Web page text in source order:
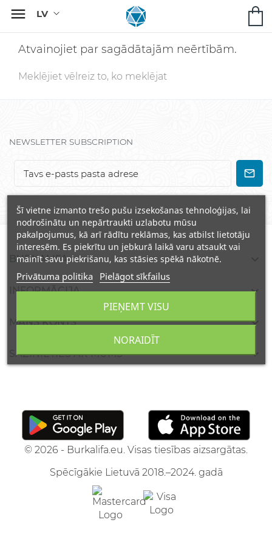

Atvainojiet par sagādātajām neērtībām.
Meklējiet vēlreiz to, ko meklējat
NEWSLETTER SUBSCRIPTION
BURKALIFA
INFORMĀCIJA 
MANS KONTS 
SAZINIETIES AR MUMS 
© 2026 - Burkalifa.eu. Visas tiesības aizsargātas.
Spēcīgākie Lietuvā 2018.–2024. gadā
Šī vietne izmanto trešo pušu izsekošanas tehnoloģijas, lai
nodrošinātu un nepārtraukti uzlabotu mūsu
pakalpojumus, kā arī rādītu reklāmas, kas atbilst lietotāju
interesēm. Es piekrītu un jebkurā laikā varu atsaukt vai
mainīt savu piekrišanu, kas stāsies spēkā nākotnē.
Privātuma politika Pielāgot sīkfailus
NORAIDĪT
PIEŅEMT VISU